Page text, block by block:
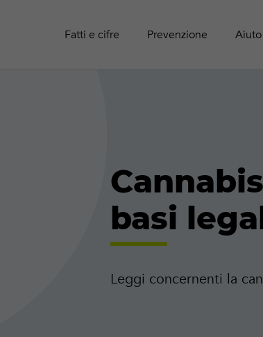
Fatti e cifre Attività online
Prevenzione
Aiuto
basi
Leggi concernenti la